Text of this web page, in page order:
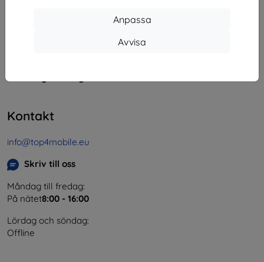
Anpassa
Avvisa
Kontakt
info@top4mobile.eu
Skriv till oss
Måndag till fredag:
På nätet8:00 - 16:00
Lördag och söndag:
Offline